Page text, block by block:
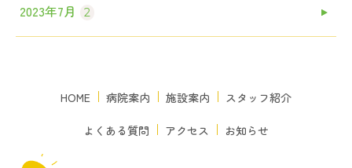
2023年7月 2
HOME 病院案内 施設案内 スタッフ紹介
よくある質問 アクセス お知らせ